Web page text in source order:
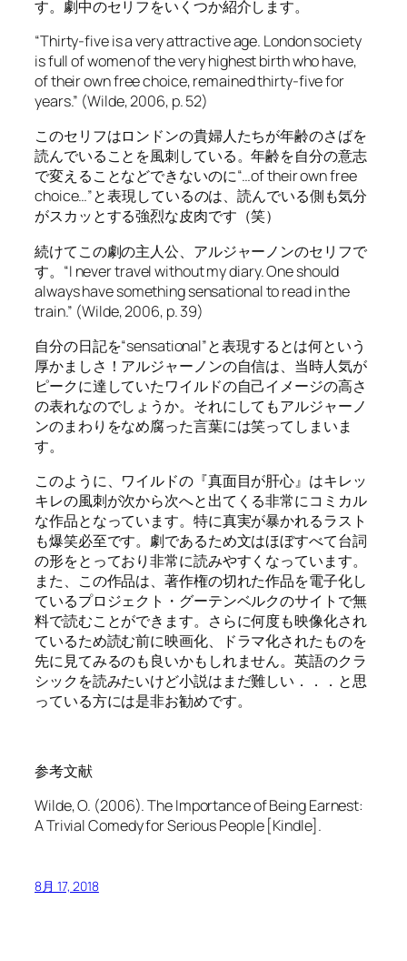
す。劇中のセリフをいくつか紹介します。
“Thirty-five is a very attractive age. London society
is full of women of the very highest birth who have,
of their own free choice, remained thirty-five for
years.” (Wilde, 2006, p. 52)
このセリフはロンドンの貴婦人たちが年齢のさばを
読んでいることを風刺している。年齢を自分の意志
で変えることなどできないのに“…of their own free
choice…”と表現しているのは、読んでいる側も気分
がスカッとする強烈な皮肉です（笑）
続けてこの劇の主人公、アルジャーノンのセリフで
す。“I never travel without my diary. One should
always have something sensational to read in the
train.” (Wilde, 2006, p. 39)
自分の日記を“sensational”と表現するとは何という
厚かましさ！アルジャーノンの自信は、当時人気が
ピークに達していたワイルドの自己イメージの高さ
の表れなのでしょうか。それにしてもアルジャーノ
ンのまわりをなめ腐った言葉には笑ってしまいま
す。
このように、ワイルドの『真面目が肝心』はキレッ
キレの風刺が次から次へと出てくる非常にコミカル
な作品となっています。特に真実が暴かれるラスト
も爆笑必至です。劇であるため文はほぼすべて台詞
の形をとっており非常に読みやすくなっています。
また、この作品は、著作権の切れた作品を電子化し
ているプロジェクト・グーテンベルクのサイトで無
料で読むことができます。さらに何度も映像化され
ているため読む前に映画化、ドラマ化されたものを
先に見てみるのも良いかもしれません。英語のクラ
シックを読みたいけど小説はまだ難しい．．．と思
っている方には是非お勧めです。
参考文献
Wilde, O. (2006).The Importance of Being Earnest:
A Trivial Comedy for Serious People[Kindle].
8月 17, 2018